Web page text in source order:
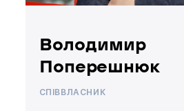
Володимир
Поперешнюк
СПІВВЛАСНИК